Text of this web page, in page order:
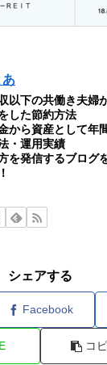
あ
以下の共働き夫婦
した節約方法
から資産として年
・運用実績
を発信するブログ
シェアする
Facebook
コ